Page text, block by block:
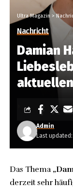
Ultra Magazin >
Nachricht
Damian
Last updated:
Admin
Das Thema
derzeit sehr